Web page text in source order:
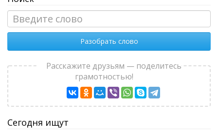
Разобрать слово
Расскажите друзьям — поделитесь
грамотностью!
Сегодня ищут